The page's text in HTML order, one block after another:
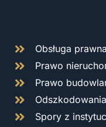
Obsługa
Prawo
Prawo
Spory z